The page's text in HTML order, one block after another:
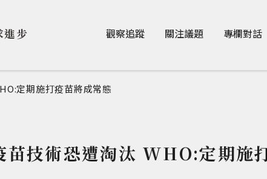
進步 觀察追蹤 關注議題 專欄對話
定期施打疫苗將成常態
苗技術恐遭淘汰 WHO:定期施